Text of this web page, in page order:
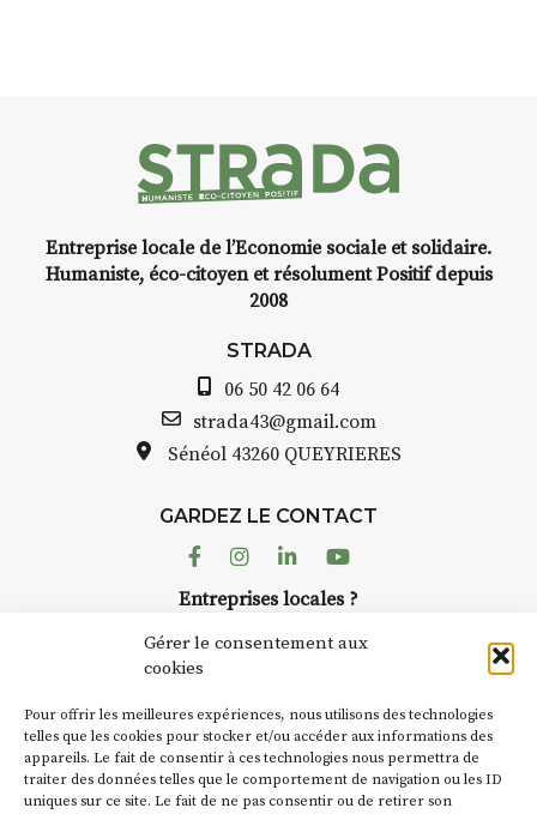
Gérer le consentement aux
cookies
Pour offrir les meilleures expériences, nous utilisons des technologies
telles que les cookies pour stocker et/ou accéder aux informations des
appareils. Le fait de consentir à ces technologies nous permettra de
traiter des données telles que le comportement de navigation ou les ID
uniques sur ce site. Le fait de ne pas consentir ou de retirer son
Entreprise locale de l’Economie sociale et solidaire.
Humaniste, éco-citoyen et résolument Positif depuis
2008
STRADA
06 50 42 06 64
strada43@gmail.com
Sénéol 43260 QUEYRIERES
GARDEZ LE CONTACT
FacebookInstagram
LinkedinYoutube
Entreprises locales ?
Suivez toute l'actu de Strada